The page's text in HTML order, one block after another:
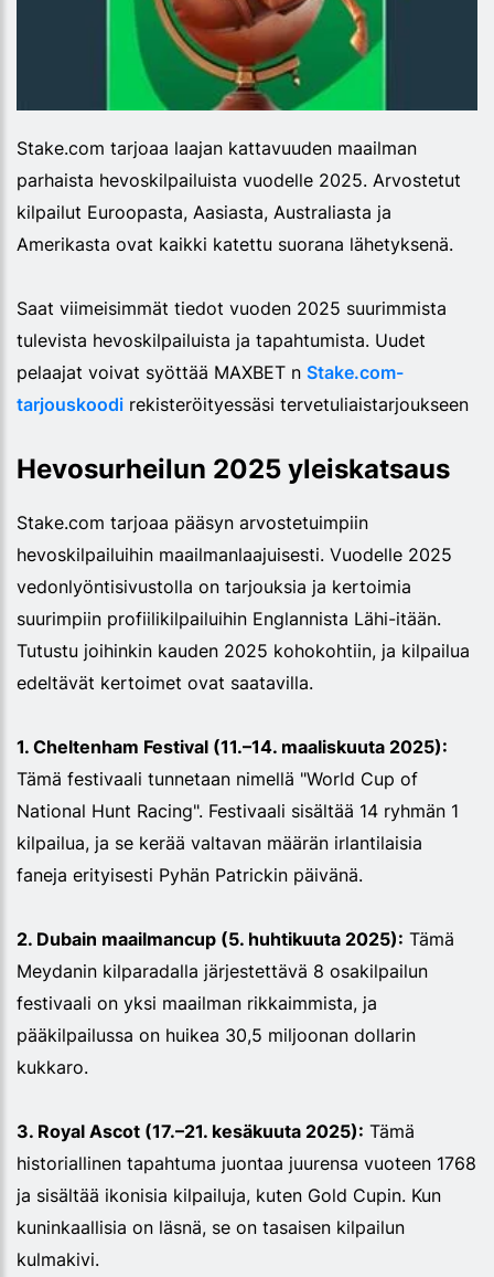
Stake.com tarjoaa laajan kattavuuden maailman
parhaista hevoskilpailuista vuodelle 2025. Arvostetut
kilpailut Euroopasta, Aasiasta, Australiasta ja
Amerikasta ovat kaikki katettu suorana lähetyksenä.
Saat viimeisimmät tiedot vuoden 2025 suurimmista
tulevista hevoskilpailuista ja tapahtumista. Uudet
pelaajat voivat syöttää MAXBET n Stake.com-
tarjouskoodi rekisteröityessäsi tervetuliaistarjoukseen
Hevosurheilun 2025 yleiskatsaus
Stake.com tarjoaa pääsyn arvostetuimpiin
hevoskilpailuihin maailmanlaajuisesti. Vuodelle 2025
vedonlyöntisivustolla on tarjouksia ja kertoimia
suurimpiin profiilikilpailuihin Englannista Lähi-itään.
Tutustu joihinkin kauden 2025 kohokohtiin, ja kilpailua
edeltävät kertoimet ovat saatavilla.
1. Cheltenham Festival (11.–14. maaliskuuta 2025):
Tämä festivaali tunnetaan nimellä "World Cup of
National Hunt Racing". Festivaali sisältää 14 ryhmän 1
kilpailua, ja se kerää valtavan määrän irlantilaisia
faneja erityisesti Pyhän Patrickin päivänä.
2. Dubain maailmancup (5. huhtikuuta 2025): Tämä
Meydanin kilparadalla järjestettävä 8 osakilpailun
festivaali on yksi maailman rikkaimmista, ja
pääkilpailussa on huikea 30,5 miljoonan dollarin
kukkaro.
3. Royal Ascot (17.–21. kesäkuuta 2025): Tämä
historiallinen tapahtuma juontaa juurensa vuoteen 1768
ja sisältää ikonisia kilpailuja, kuten Gold Cupin. Kun
kuninkaallisia on läsnä, se on tasaisen kilpailun
kulmakivi.